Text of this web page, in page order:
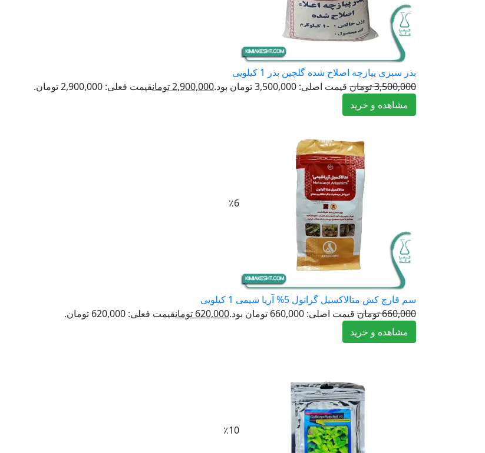
بذر سبزی پیازچه اصلاح شده گلچین بذر 1 کیلویی
3,500,000تومان قیمت اصلی: 3,500,000 تومان بود. 2,900,000تومانقیمت فعلی: 2,900,000 تومان.
مشاهده و خرید
٪6
سم قارچ کش متالاکسیل گرانول 5% آریا شیمی 1 کیلویی
660,000تومان قیمت اصلی: 660,000 تومان بود. 620,000 تومانقیمت فعلی: 620,000 تومان.
مشاهده و خرید
٪10